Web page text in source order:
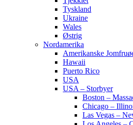
Tyskland
Ukraine
Wales
Østrig
Nordamerika
Amerikanske
Hawaii
Puerto Rico
USA
USA – Storbyer
Boston –
Chicago –
Las Vegas –